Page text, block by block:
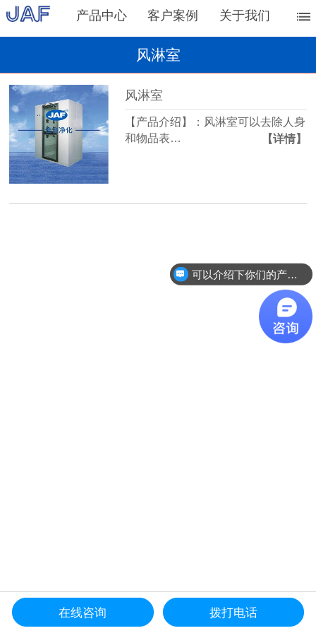
产品中心 客户案例 关于我们
风淋室
风淋室
【产品介绍】：风淋室可以去除人身
和物品表…
【详情】
更多产品导航
可以介绍下你们的产品么？
在线咨询 拨打电话